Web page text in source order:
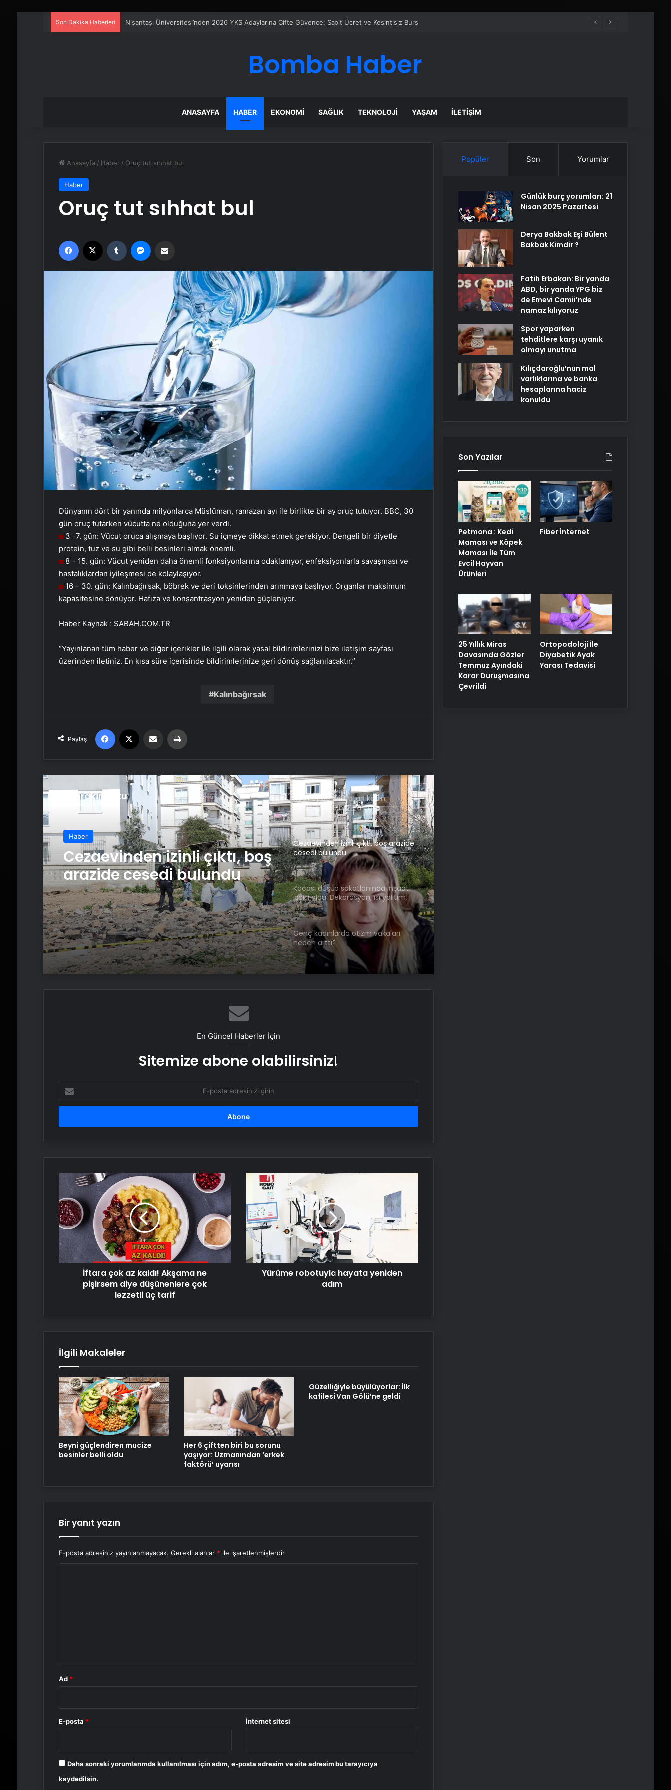
Son Dakika Haberleri Petmona : Kedi Maması ve Köpek Maması İle Tüm Evcil Hayvan Ürünleri
Bomba Haber
ANASAYFA HABER EKONOMI SAĞLIK TEKNOLOJI YAŞAM İLETIŞIM
Anasayfa / Haber / Oruç tut sıhhat bul
Haber
Oruç tut sıhhat bul
Facebook Tumblr
Dünyanın dört bir yanında milyonlarca Müslüman, ramazan ayı ile birlikte bir ay oruç tutuyor. BBC, 30
gün oruç tutarken vücutta ne olduğuna yer verdi.
3 -7. gün: Vücut oruca alışmaya başlıyor. Su içmeye dikkat etmek gerekiyor. Dengeli bir diyetle
protein, tuz ve su gibi belli besinleri almak önemli.
8 – 15. gün: Vücut yeniden daha önemli fonksiyonlarına odaklanıyor, enfeksiyonlarla savaşması ve
hastalıklardan iyileşmesi de kolaylaşıyor.
16 – 30. gün: Kalınbağırsak, böbrek ve deri toksinlerinden arınmaya başlıyor. Organlar maksimum
kapasitesine dönüyor. Hafıza ve konsantrasyon yeniden güçleniyor.
Haber Kaynak : SABAH.COM.TR
“Yayınlanan tüm haber ve diğer içerikler ile ilgili olarak yasal bildirimlerinizi bize iletişim sayfası
üzerinden iletiniz. En kısa süre içerisinde bildirimlerinize geri dönüş sağlanılacaktır.”
Kalınbağırsak
Paylaş
Facebook Email'den paylaş
Sonrakini Oku
Haber
Cezaevinden izinli çıktı, boş
arazide cesedi bulundu
yÄ±lmadÄ±: ÃocuklarÄ±nÄ±
okutmak iÃ§in baÅladÄ±ÄÄ±
arÄ±cÄ±lÄ±kta iÅleri bÃ¼yÃ¼ttÃ¼
İngiliz mahkemesi: Kadının yasal
Kadıköy’de drift atan kadın
sürücüye 48 bin lira ceza
Cezaevinden izinli çıktı, boş arazide
cesedi bulundu
Kocası düşüp sakatlanınca inşaat
işçisi oldu: Dekorasyon, ısı yalıtım,
boya… Yapamadığı iş yok
Genç kadınlarda otizm vakaları
neden arttı?
arÄ±cÄ±lÄ±kta iÅleri bÃ¼yÃ¼ttÃ¼
Güney Kore’nin kadın dalgıçları su
altında yaşam için mi evrimleşti?
Yeni kanıtlar bulundu
Kadıköy’de drift atan kadın
sürücüye 48 bin lira ceza
Genç kadınlarda otizm vakaları
neden arttı?
Özgür Özel’den kadınlara yönelik
En Güncel Haberler İçin
Sitemize abone olabilirsiniz!
posta
adresinizi
İftara
çok
az
kaldı!
Akşama
ne
pişirsem
diye
düşünenlere
İftara çok az kaldı! Akşama ne
pişirsem diye düşünenlere çok
lezzetli üç tarif
Yürüme
robotuyla
yeniden
adım
Yürüme robotuyla hayata yeniden
adım
İlgili Makaleler
Beyni güçlendiren mucize
besinler belli oldu
Her 6 çiftten biri bu sorunu
yaşıyor: Uzmanından ‘erkek
faktörü’ uyarısı
Güzelliğiyle büyülüyorlar: İlk
kafilesi Van Gölü’ne geldi
Bir yanıt yazın
E-posta adresiniz yayınlanmayacak. Gerekli alanlar * ile işaretlenmişlerdir
Ad *
E-posta * İnternet sitesi
Daha sonraki yorumlarımda kullanılması için adım, e-posta adresim ve site adresim bu tarayıcıya
kaydedilsin.
Popüler Son Yorumlar
Günlük burç yorumları: 21
Nisan 2025 Pazartesi
Derya Bakbak Eşi Bülent
Bakbak Kimdir ?
Fatih Erbakan: Bir yanda
ABD, bir yanda YPG biz
de Emevi Camii’nde
namaz kılıyoruz
Spor yaparken
tehditlere karşı uyanık
olmayı unutma
Kılıçdaroğlu’nun mal
varlıklarına ve banka
hesaplarına haciz
konuldu
Son Yazılar
Petmona : Kedi
Maması ve Köpek
Maması İle Tüm
Evcil Hayvan
Ürünleri
Fiber İnternet
25 Yıllık Miras
Davasında Gözler
Temmuz Ayındaki
Karar Duruşmasına
Çevrildi
Ortopodoloji İle
Diyabetik Ayak
Yarası Tedavisi